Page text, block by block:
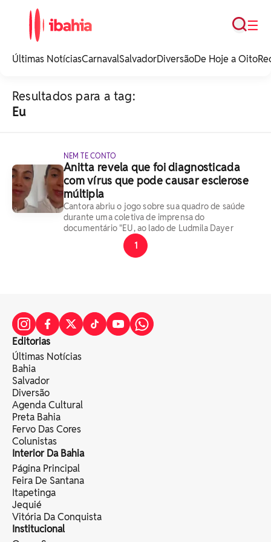
noticias e
☰
Busca
Últimas NotíciasCarnavalSalvadorDiversãoDe Hoje a Oito
Resultados para a tag:
Eu
NEM TE CONTO
Anitta revela que foi diagnosticada
com vírus que pode causar esclerose
múltipla
Cantora abriu o jogo sobre sua quadro de saúde
durante uma coletiva de imprensa do
documentário "EU, ao lado de Ludmila Dayer
1
Editorias
Últimas Notícias
Bahia
Salvador
Diversão
Agenda Cultural
Preta Bahia
Fervo Das Cores
Colunistas
Interior Da Bahia
Página Principal
Feira De Santana
Itapetinga
Jequié
Vitória Da Conquista
Institucional